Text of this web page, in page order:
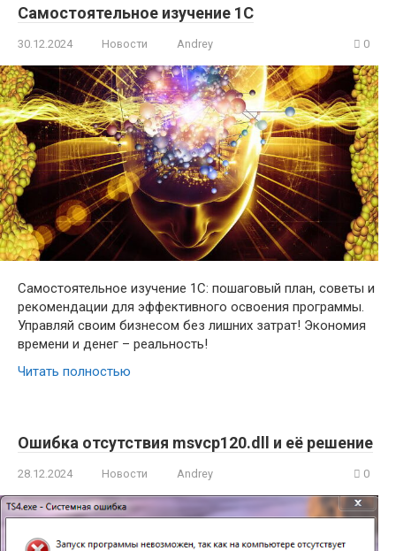
Самостоятельное изучение 1С
30.12.2024 Новости Andrey 0
Самостоятельное изучение 1С: пошаговый план, советы и
рекомендации для эффективного освоения программы.
Управляй своим бизнесом без лишних затрат! Экономия
времени и денег – реальность!
Читать полностью
Ошибка отсутствия msvcp120.dll и её решение
28.12.2024 Новости Andrey 0